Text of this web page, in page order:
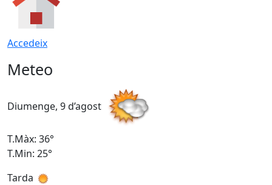
Accedeix
Meteo
Diumenge, 9 d’agost
T.Màx: 36°
T.Min: 25°
Tarda